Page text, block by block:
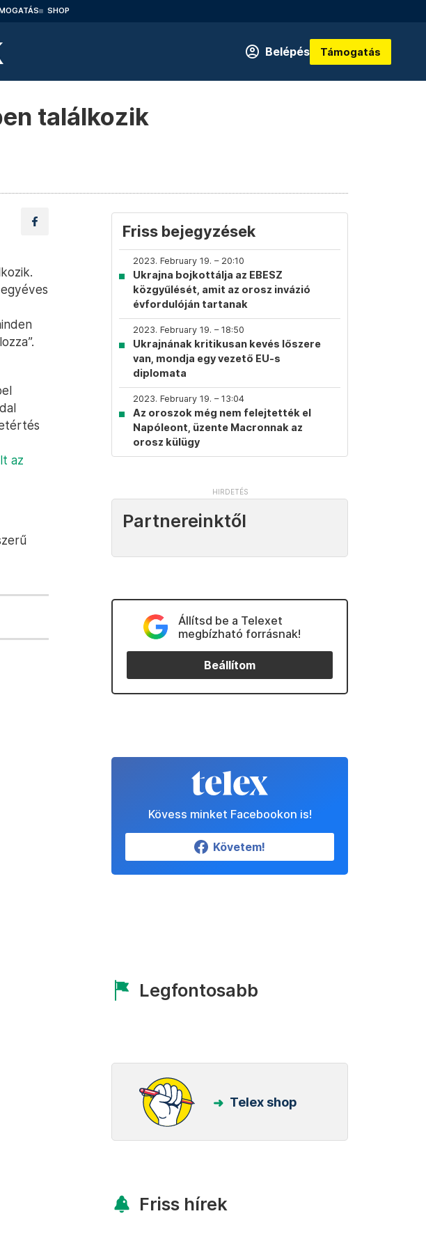
SHOP
Belépés Támogatás
találkozik
az
Friss bejegyzések
2023. February 19. – 20:10
Ukrajna bojkottálja az EBESZ
közgyűlését, amit az orosz invázió
évfordulóján tartanak
2023. February 19. – 18:50
Ukrajnának kritikusan kevés lőszere
van, mondja egy vezető EU-s
diplomata
2023. February 19. – 13:04
Az oroszok még nem felejtették el
Napóleont, üzente Macronnak az
orosz külügy
Partnereinktől
Állítsd be a Telexet
megbízható forrásnak!
Beállítom
Kövess minket Facebookon is!
Követem!
Legfontosabb
Telex shop
Friss hírek